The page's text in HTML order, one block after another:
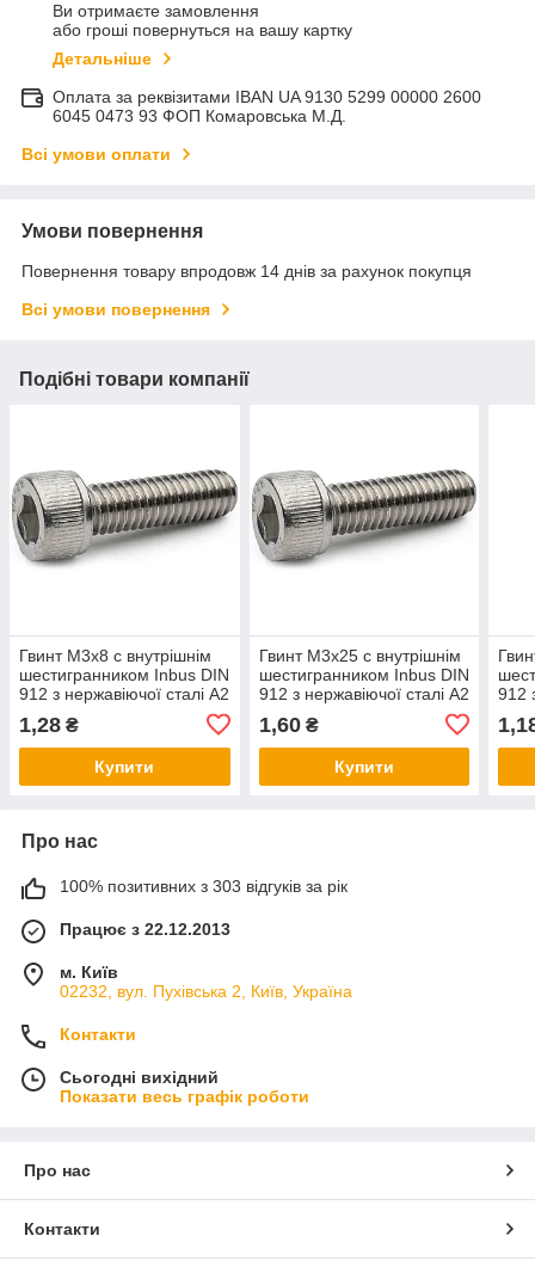
Ви отримаєте замовлення
або гроші повернуться на вашу картку
Детальніше
Оплата за реквізитами IBAN UA 9130 5299 00000 2600
6045 0473 93 ФОП Комаровська М.Д.
Всі умови оплати
Умови повернення
Повернення товару впродовж 14 днів за рахунок покупця
Всі умови повернення
Подібні товари компанії
Гвинт М3х8 c внутрішнім
шестигранником Inbus DIN
912 з нержавіючої сталі А2
1,28 ₴
Купити
Гвинт М3х25 c внутрішнім
шестигранником Inbus DIN
912 з нержавіючої сталі А2
1,60₴
Купити
912
Про нас
100% позитивних з 303 відгуків за рік
Працює з 22.12.2013
м. Київ
02232, вул. Пухівська 2, Київ, Україна
Контакти
Сьогодні вихідний
Показати весь графік роботи
Про нас
Контакти